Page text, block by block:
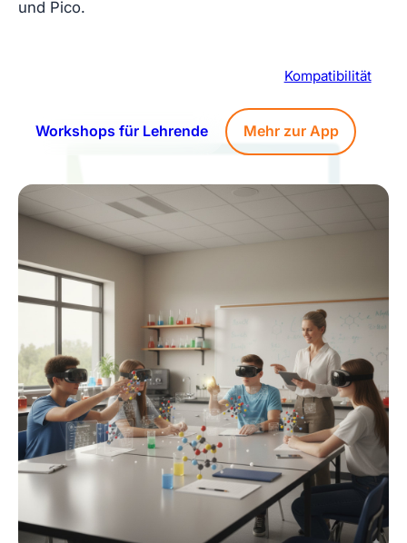
und Pico.
Kompatibilität
Workshops für Lehrende Mehr zur App